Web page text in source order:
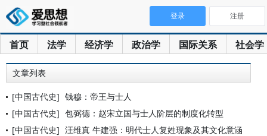
首页 法学 经济学 政治学 国际关系 社会学
登录 注册
文章列表
[中国古代史] 钱穆：帝王与士人
[中国古代史] 包弼德：赵宋立国与士人阶层的制度化转型
[中国古代史] 汪维真 牛建强：明代士人复姓现象及其文化意涵